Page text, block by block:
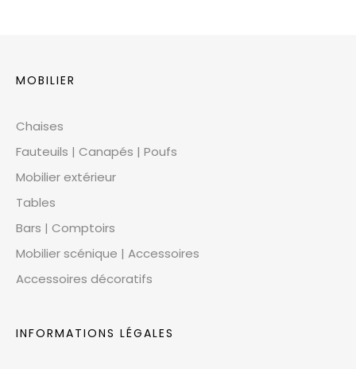
MOBILIER
Chaises
Fauteuils | Canapés | Poufs
Mobilier extérieur
Tables
Bars | Comptoirs
Mobilier scénique | Accessoires
Accessoires décoratifs
INFORMATIONS LÉGALES